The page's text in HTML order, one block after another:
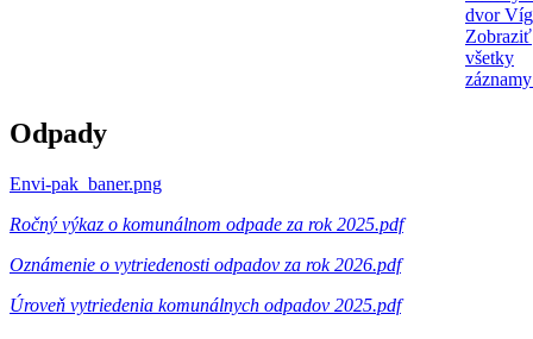
dvor
Zobraziť
všetky
Odpady
Envi-pak_baner.png
Ročný výkaz o komunálnom odpade za rok 2025.pdf
Oznámenie o vytriedenosti odpadov za rok 2026.pdf
Úroveň vytriedenia komunálnych odpadov 2025.pdf